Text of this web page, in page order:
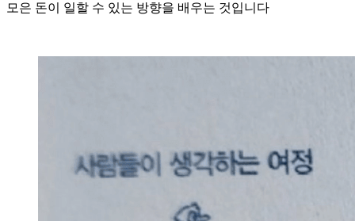
모은 돈이 일할 수 있는 방향을 배우는 것입니다